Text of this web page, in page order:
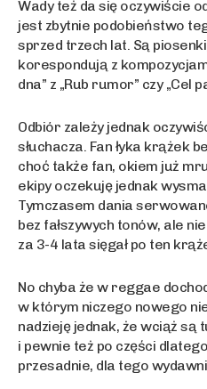
Wady też da się oczywiście
jest zbytnie podobieństwo
sprzed trzech lat. Są
korespondują z
dna” z „Rub rumor” czy „Cel
Odbiór zależy jednak
słuchacza. Fan łyka krążek
choć także fan, okiem już
ekipy oczekuję jednak
Tymczasem dania
bez fałszywych tonów, ale
za 3-4 lata sięgał po ten
No chyba że w reggae
w którym niczego nowego
nadzieję jednak, że wciąż są
i pewnie też po części
przesadnie, dla tego